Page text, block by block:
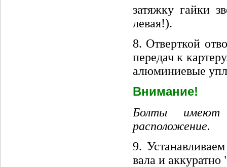
затяжку гайки
левая!).
8. Отверткой
передач к
алюминиевые
Внимание!
Болты имеют
расположение.
9.
вала и аккуратно